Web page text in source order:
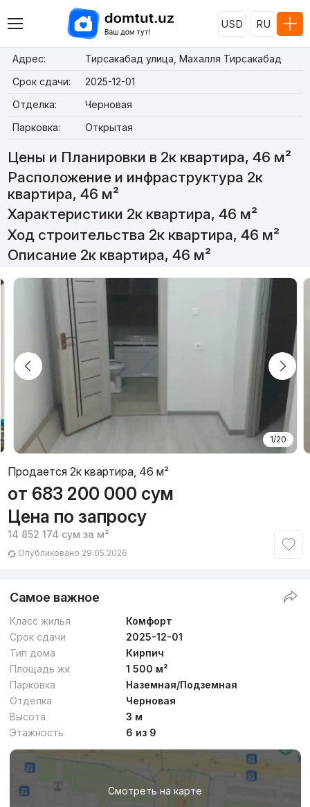
USD RU
Адрес:
Тирсакабад улица, Махалля Тирсакабад
Срок сдачи:
2025-12-01
Отделка:
Черновая
Парковка:
Открытая
Цены и Планировки в 2к квартира, 46 м²
Расположение и инфраструктура 2к
квартира, 46 м²
Характеристики 2к квартира, 46 м²
Ход строительства 2к квартира, 46 м²
Описание 2к квартира, 46 м²
1/20
Продается 2к квартира, 46 м²
от 683 200 000 сум
Цена по запросу
14 852 174 сум за м²
Опубликовано 29.05.2026
Самое важное
Класс жилья
Комфорт
Срок сдачи
2025-12-01
Тип дома
Кирпич
Площадь жк
1 500 м²
Парковка
Наземная/Подземная
Отделка
Черновая
Высота
3 м
Этажность
6 из 9
Смотреть на карте